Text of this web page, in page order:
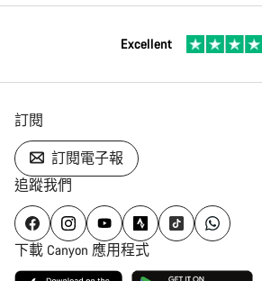
Excellent
訂閱
訂閱電子報
追蹤我們
下載 Canyon 應用程式